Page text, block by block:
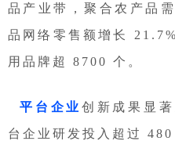
品产业带，聚合农产品
品网络零售额增长
用品牌超 8700 个。
平台企业创新成果显
台企业研发投入超过